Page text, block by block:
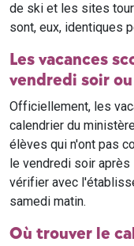
de ski et les sites
sont, eux, identiques
Les vacances
vendredi soir
Officiellement, les
calendrier du
élèves qui n'ont pas
le vendredi soir
vérifier avec
samedi matin.
Où trouver le